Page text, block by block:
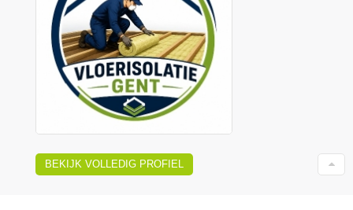
BEKIJK VOLLEDIG PROFIEL